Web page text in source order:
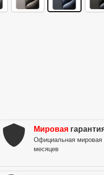
Мировая
Официальная мировая
месяцев